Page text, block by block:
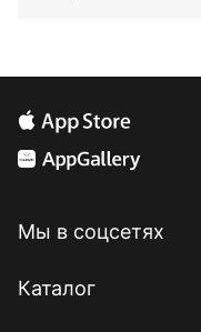
Мы в соцсетях
Каталог